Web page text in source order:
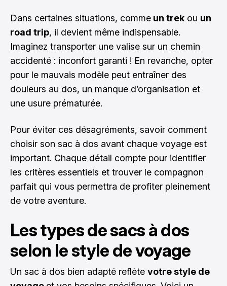
Dans certaines situations, comme un trek ou un
road trip, il devient même indispensable.
Imaginez transporter une valise sur un chemin
accidenté : inconfort garanti ! En revanche, opter
pour le mauvais modèle peut entraîner des
douleurs au dos, un manque d’organisation et
une usure prématurée.
Pour éviter ces désagréments, savoir comment
choisir son sac à dos avant chaque voyage est
important. Chaque détail compte pour identifier
les critères essentiels et trouver le compagnon
parfait qui vous permettra de profiter pleinement
de votre aventure.
Les types de sacs à dos
selon le style de voyage
Un sac à dos bien adapté reflète votre style de